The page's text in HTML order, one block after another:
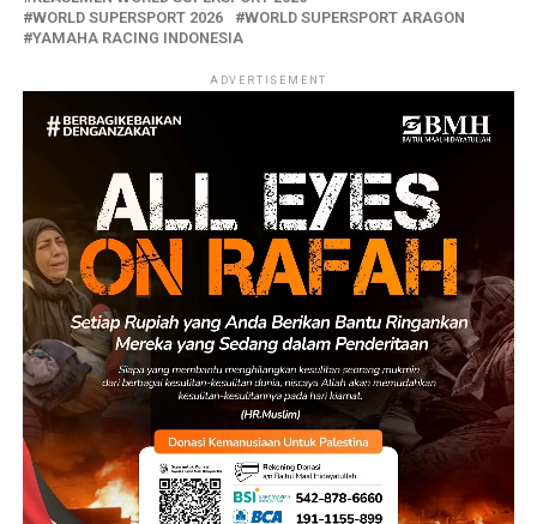
WORLD SUPERSPORT 2026
WORLD SUPERSPORT ARAGON
YAMAHA RACING INDONESIA
ADVERTISEMENT